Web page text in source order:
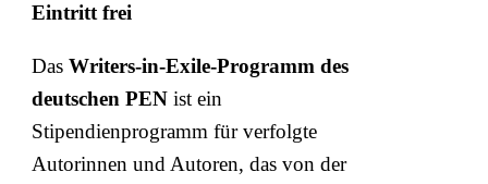
Eintritt frei
Das Writers-in-Exile-Programm des
deutschen PENist ein
Stipendienprogramm für verfolgte
Autorinnen und Autoren, das von der